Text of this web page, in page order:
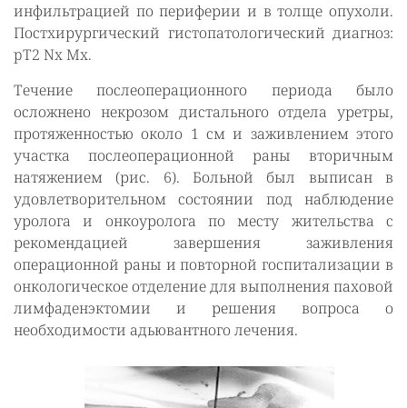
инфильтрацией по периферии и в толще опухоли.
Постхирургический гистопатологический диагноз:
pТ2 Nх Mх.
Течение послеоперационного периода было
осложнено некрозом дистального отдела уретры,
протяженностью около 1 см и заживлением этого
участка послеоперационной раны вторичным
натяжением (рис. 6). Больной был выписан в
удовлетворительном состоянии под наблюдение
уролога и онкоуролога по месту жительства с
рекомендацией завершения заживления
операционной раны и повторной госпитализации в
онкологическое отделение для выполнения паховой
лимфаденэктомии и решения вопроса о
необходимости адьювантного лечения.